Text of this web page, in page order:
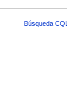
Búsqueda CQL